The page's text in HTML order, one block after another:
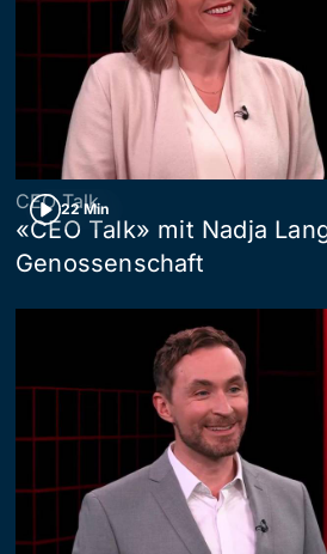
22 Min
CEO Talk
«CEO Talk» mit Nadja
Genossenschaft